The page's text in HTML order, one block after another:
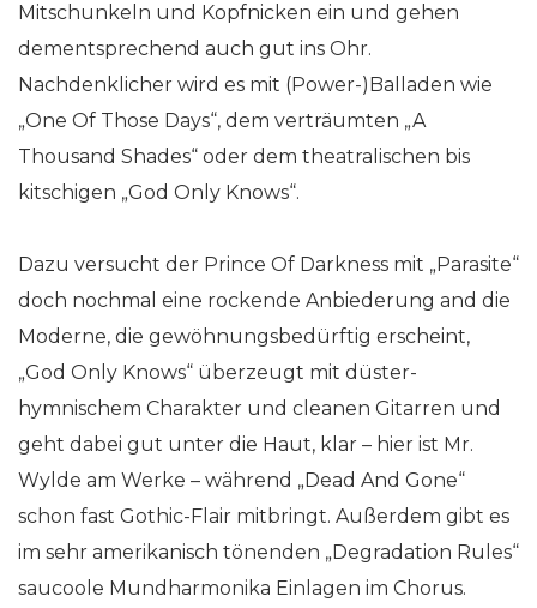
Mitschunkeln und Kopfnicken ein und gehen
dementsprechend auch gut ins Ohr.
Nachdenklicher wird es mit (Power-)Balladen wie
„One Of Those Days“, dem verträumten „A
Thousand Shades“ oder dem theatralischen bis
kitschigen „God Only Knows“.
Dazu versucht der Prince Of Darkness mit „Parasite“
doch nochmal eine rockende Anbiederung and die
Moderne, die gewöhnungsbedürftig erscheint,
„God Only Knows“ überzeugt mit düster-
hymnischem Charakter und cleanen Gitarren und
geht dabei gut unter die Haut, klar – hier ist Mr.
Wylde am Werke – während „Dead And Gone“
schon fast Gothic-Flair mitbringt. Außerdem gibt es
im sehr amerikanisch tönenden „Degradation Rules“
saucoole Mundharmonika Einlagen im Chorus.